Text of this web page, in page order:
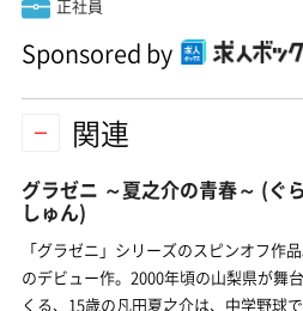
正社員
Sponsored by
関連
グラゼニ ～夏之介の青春～ (ぐ
しゅん)
「グラゼニ」シリーズのスピンオフ作
のデビュー作。2000年頃の山梨県が舞
くる、15歳の凡田夏之介は、中学野球